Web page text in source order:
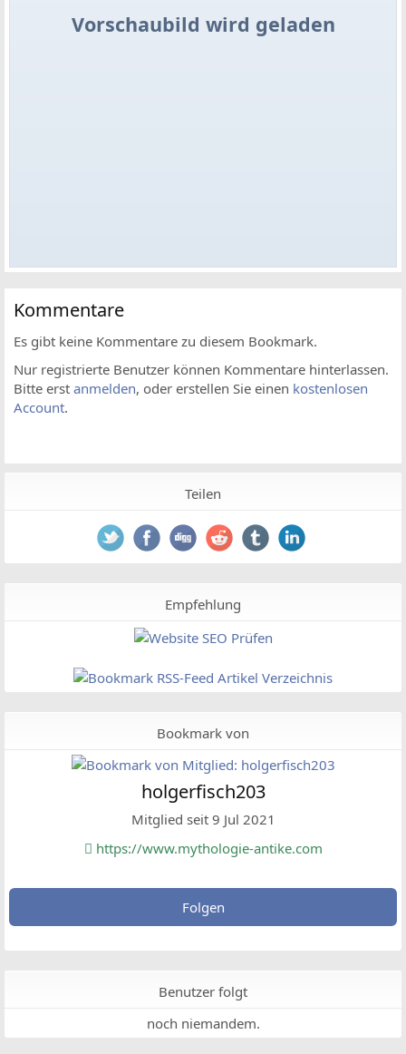
Vorschaubild wird geladen
Kommentare
Es gibt keine Kommentare zu diesem Bookmark.
Nur registrierte Benutzer können Kommentare hinterlassen.
Bitte erst anmelden, oder erstellen Sie einen kostenlosen
Account.
Teilen
Empfehlung
Bookmark von
holgerfisch203
Mitglied seit 9 Jul 2021
https://www.mythologie-antike.com
Folgen
Benutzer folgt
noch niemandem.